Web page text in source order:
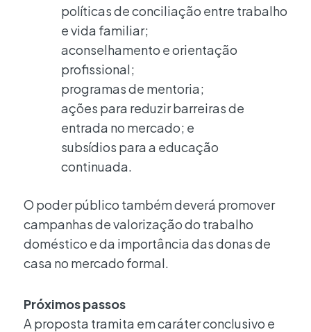
políticas de conciliação entre trabalho
e vida familiar;
aconselhamento e orientação
profissional;
programas de mentoria;
ações para reduzir barreiras de
entrada no mercado; e
subsídios para a educação
continuada.
O poder público também deverá promover
campanhas de valorização do trabalho
doméstico e da importância das donas de
casa no mercado formal.
Próximos passos
A proposta tramita em caráter conclusivo e